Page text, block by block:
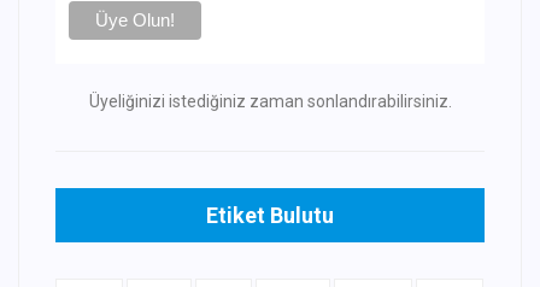
Üyeliğinizi istediğiniz zaman sonlandırabilirsiniz.
Etiket Bulutu